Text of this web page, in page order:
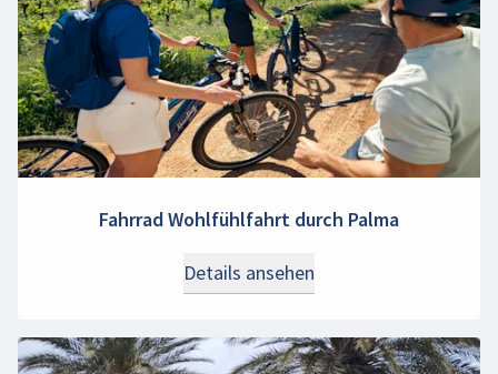
Fahrrad Wohlfühlfahrt durch Palma
Details ansehen